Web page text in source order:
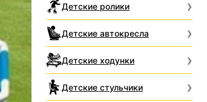
Детские ролики
Детские автокресла
Детские ходунки
Детские стульчики